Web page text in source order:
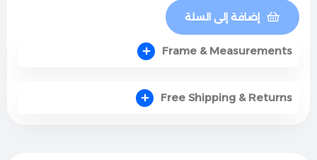
إضافة إلى السلة
Frame & Measurements
Free Shipping & Returns